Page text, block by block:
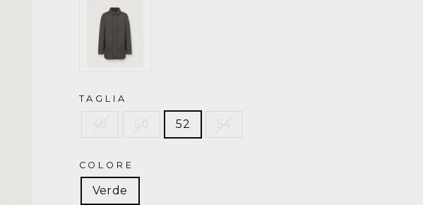
12612WJ
TAGLIA
48 50 52 54
COLORE
Verde